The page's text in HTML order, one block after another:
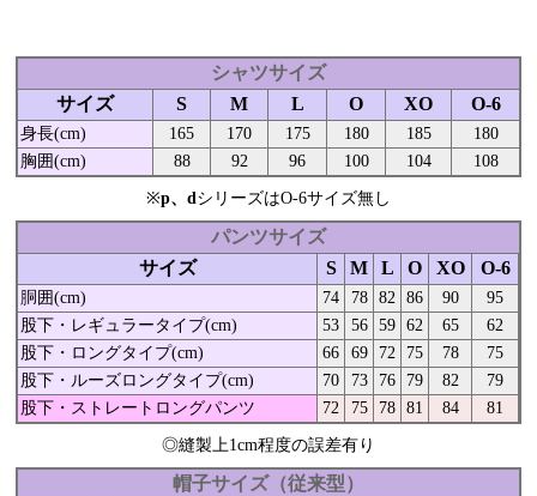
シャツサイズ
サイズ
S M L O XO O-6
身長(cm) 165 170 175 180 185
180
胸囲(cm)
88 92 96 100 104 108
※p、dシリーズはO-6サイズ無し
パンツサイズ
サイズ
S M L O XO O-6
胴囲(cm) 74 78 82 86 90
95
股下・レギュラータイプ(cm)
53 56 59 62 65
62
股下・ロングタイプ(cm)
66 69 72 75 78
75
股下・ルーズロングタイプ(cm)
70 73 76 79 82
79
股下・ストレートロングパンツ
72 75 78 81 84 81
◎縫製上1cm程度の誤差有り
帽子サイズ（従来型）